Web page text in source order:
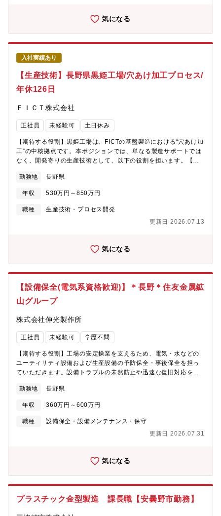
気になる
入社実績あり
【生産技術】長野県黒姫工場/穴あけ加工プロセス/
年休126日
ＦＩＣＴ株式会社
正社員 未経験可 土日休み
【期待する役割】黒姫工場は、FICTの基盤製造における“穴あけ加
工”の中核拠点です。本ポジションでは、単なる製造サポートでは
なく、開発寄りの生産技術として、以下の役割を担います。【職
治工具・加工治具の設計■ 工場との連携業務【働き方について】
全社平均残業20時間、有給取得日数平均13日、年間休日126日、
また新幹線通勤も可能（規定有り）となります
勤務地 長野県
年収 530万円～850万円
職種
生産技術・プロセス開発
更新日 2026.07.13
気になる
【設備保全(電気系資格歓迎)】＊長野＊住友金属鉱
山グループ
株式会社伸光製作所
正社員 未経験可 学歴不問
【期待する役割】工場の安定操業を支えるため、電気・水などの
ユーティリティ設備および生産設備の予防保全・事後保全を担っ
ていただきます。設備トラブルの未然防止や迅速な復旧対応を通
将来的には設備更新計画の立案や改善提案、協力会社との折衝な
ど、設備保全の中核として活躍いただくことを期待しています。
【職務内容】設備保全業務およびユーティリティ管理を担当しま
す。■電気・水などユーティリティ設備の点検・保守■生産設備の
設備工事の計画立案・実施、協力会社との調整■設備更新・改善提
完全週休二日制（土日）・年間休日122日■平均残業20Hで働きや
すい環境■転勤なし／長野・箕輪町の本社工場勤務■賞与年2回（計
5.10ヶ月相当）・家族手当など福利厚生が充実■社員同士の距離が
近く、未経験でも丁寧にサポートしてくれるアットホームな社風■
住友金属鉱山グループとして安定した経営基盤【このポジション
の魅力】ユーティリティ設備から生産設備まで幅広く携われるた
め、設備保全としての専門性を高めながらキャリアを築けます。
勤務地 長野県
年収 360万円～600万円
職種
設備保全・設備メンテナンス・保守
更新日 2026.07.31
気になる
プラスチック金型製造 課長職【安曇野市勤務】